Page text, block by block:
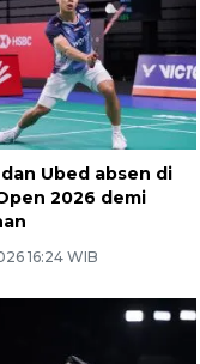
Ubed absen di
2026 demi
16:24 WIB